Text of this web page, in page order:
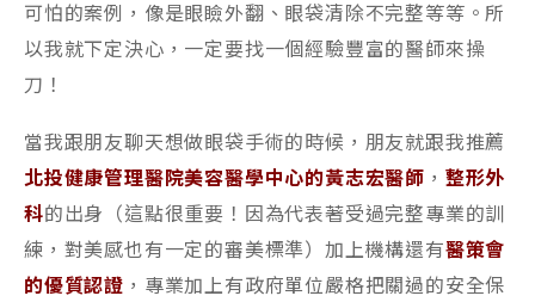
可怕的案例，像是眼瞼外翻、眼袋清除不完整等等。所
以我就下定決心，一定要找一個經驗豐富的醫師來操
刀！
當我跟朋友聊天想做眼袋手術的時候，朋友就跟我推薦
北投健康管理醫院美容醫學中心的黃志宏醫師 ， 整形外
科的出身（這點很重要！因為代表著受過完整專業的訓
練，對美感也有一定的審美標準）加上機構還有醫策會
的優質認證 ，專業加上有政府單位嚴格把關過的安全保